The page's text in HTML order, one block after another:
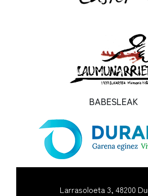
BABESLEAK
Larrasoloeta 3, 48200